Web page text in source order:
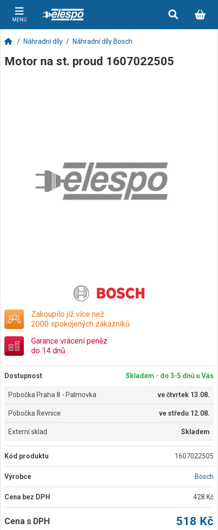
MENU
Náhradní díly Náhradní díly Bosch
Motor na st. proud 1607022505
Zakoupilo již více než
2000 spokojených zákazníků
Garance vrácení peněz
do 14 dnů
Dostupnost Skladem - do 3-5 dnů u Vás
Pobočka Praha 8 - Palmovka večtvrtek 13.08.
Pobočka Řevnice ve středu 12.08.
Externí sklad Skladem
Kód produktu 1607022505
Výrobce Bosch
Cena bez DPH 428 Kč
Cena s DPH 518 Kč